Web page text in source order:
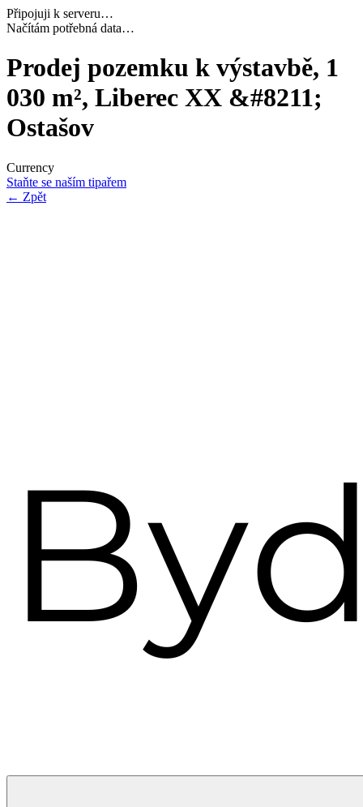
Připojuji k serveru…
Dokončuji inicializaci…
Prodej pozemku k výstavbě, 1
030 m², Liberec XX &#8211;
Ostašov
Currency
Staňte se naším tipařem
← Zpět